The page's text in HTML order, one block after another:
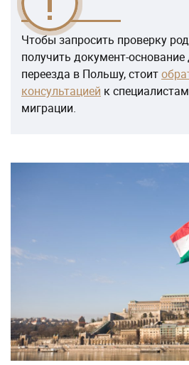
Чтобы запросить проверку
получить документ-
переезда в Польшу, стоит
консультацией к
миграции.